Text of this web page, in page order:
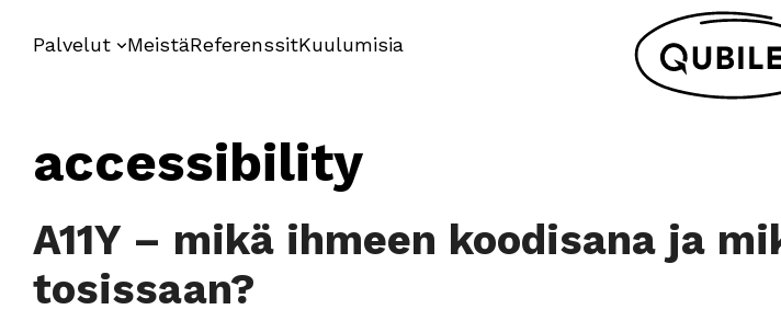
sisältöön
Palvelut MeistäReferenssitKuulumisia
accessibility
A11Y – mikä ihmeen koodisana ja
tosissaan?